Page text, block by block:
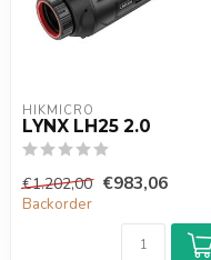
HIKMICRO
LYNX LH25 2.0
€1.202,00 €983,06
Backorder